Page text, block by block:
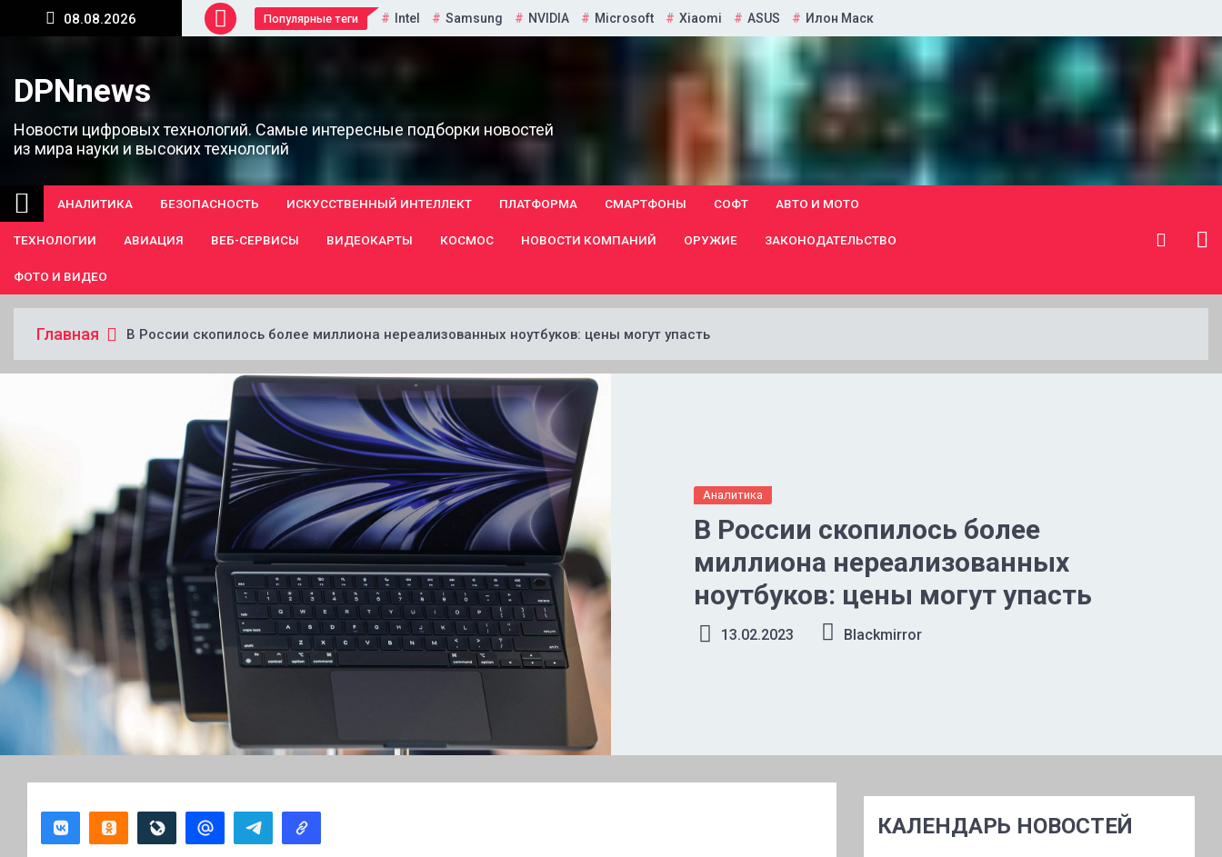
Перейти
08.08.2026 Популярные теги Intel Samsung NVIDIA Microsoft Xiaomi ASUS Илон Маск
DPNnews
Новости цифровых технологий. Самые интересные подборки новостей
из мира науки и высоких технологий
АНАЛИТИКА БЕЗОПАСНОСТЬ ИСКУССТВЕННЫЙ ИНТЕЛЛЕКТ ПЛАТФОРМА СМАРТФОНЫ СОФТ АВТО И МОТО
ТЕХНОЛОГИИ АВИАЦИЯ ВЕБ-СЕРВИСЫ ВИДЕОКАРТЫ КОСМОС НОВОСТИ КОМПАНИЙ ОРУЖИЕ ЗАКОНОДАТЕЛЬСТВО
ФОТО И ВИДЕО
Главная В России скопилось более миллиона нереализованных ноутбуков: цены могут упасть
Аналитика
В России скопилось более
миллиона нереализованных
ноутбуков: цены могут упасть
13.02.2023 Blackmirror
КАЛЕНДАРЬ НОВОСТЕЙ